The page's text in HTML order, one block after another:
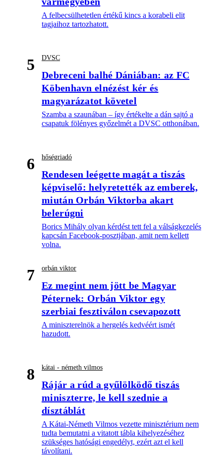
A felbecsülhetetlen értékű kincs a korabeli elit
tagjaihoz tartozhatott.
5 DVSC
Debreceni balhé Dániában: az FC
Köbenhavn elnézést kér és
magyarázatot követel
Szamba a szaunában – így értékelte a dán sajtó a
csapatuk fölényes győzelmét a DVSC otthonában.
6 hőségriadó
Rendesen leégette magát a tiszás
képviselő: helyretették az emberek,
miután Orbán Viktorba akart
belerúgni
Borics Mihály olyan kérdést tett fel a válságkezelés
kapcsán Facebook-posztjában, amit nem kellett
volna.
7 orbán viktor
Ez megint nem jött be Magyar
Péternek: Orbán Viktor egy
szerbiai fesztiválon csevapozott
A miniszterelnök a hergelés kedvéért ismét
hazudott.
8 kátai - németh vilmos
Rájár a rúd a gyűlölködő tiszás
miniszterre, le kell szednie a
dísztáblát
A Kátai-Németh Vilmos vezette minisztérium nem
tudta bemutatni a vitatott tábla kihelyezéséhez
szükséges hatósági engedélyt, ezért azt el kell
távolítani.